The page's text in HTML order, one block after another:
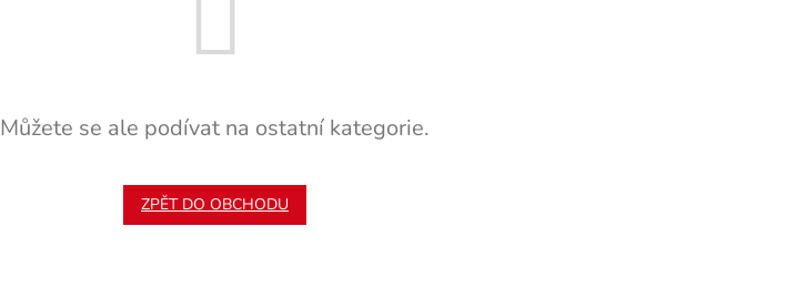
Můžete se ale podívat na ostatní kategorie.
ZPĚT DO OBCHODU